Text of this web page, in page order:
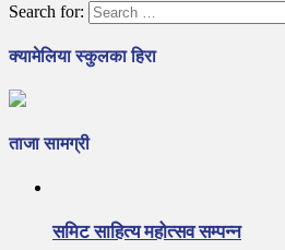
Search for:
क्यामेलिया स्कुलका हिरा
ताजा सामग्री
समिट साहित्य महोत्सव सम्पन्न